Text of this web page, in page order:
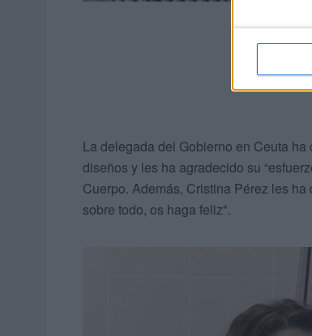
La delegada del Gobierno en Ceuta
diseños y les ha agradecido su
Cuerpo. Además, Cristina Pérez les
sobre todo, os haga feliz".